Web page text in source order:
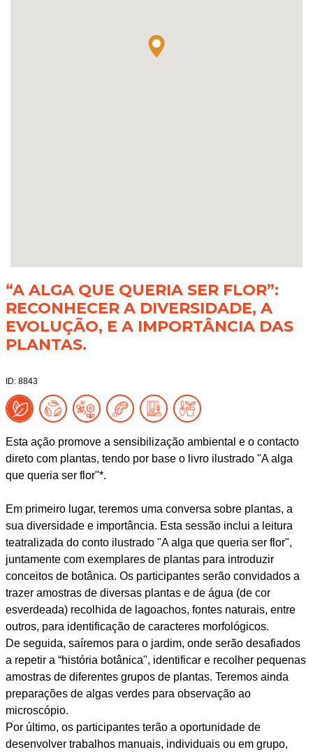
“A ALGA QUE QUERIA SER FLOR”:
RECONHECER A DIVERSIDADE, A
EVOLUÇÃO, E A IMPORTÂNCIA DAS
PLANTAS.
ID: 8843
Esta ação promove a sensibilização ambiental e o contacto
direto com plantas, tendo por base o livro ilustrado "A alga
que queria ser flor"*.
Em primeiro lugar, teremos uma conversa sobre plantas, a
sua diversidade e importância. Esta sessão inclui a leitura
teatralizada do conto ilustrado "A alga que queria ser flor",
juntamente com exemplares de plantas para introduzir
conceitos de botânica. Os participantes serão convidados a
trazer amostras de diversas plantas e de água (de cor
esverdeada) recolhida de lagoachos, fontes naturais, entre
outros, para identificação de caracteres morfológicos.
De seguida, saíremos para o jardim, onde serão desafiados
a repetir a “história botânica", identificar e recolher pequenas
amostras de diferentes grupos de plantas. Teremos ainda
preparações de algas verdes para observação ao
microscópio.
Por último, os participantes terão a oportunidade de
desenvolver trabalhos manuais, individuais ou em grupo,